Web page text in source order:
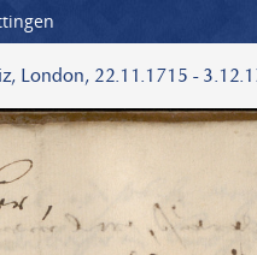
London, 22.11.1715 -